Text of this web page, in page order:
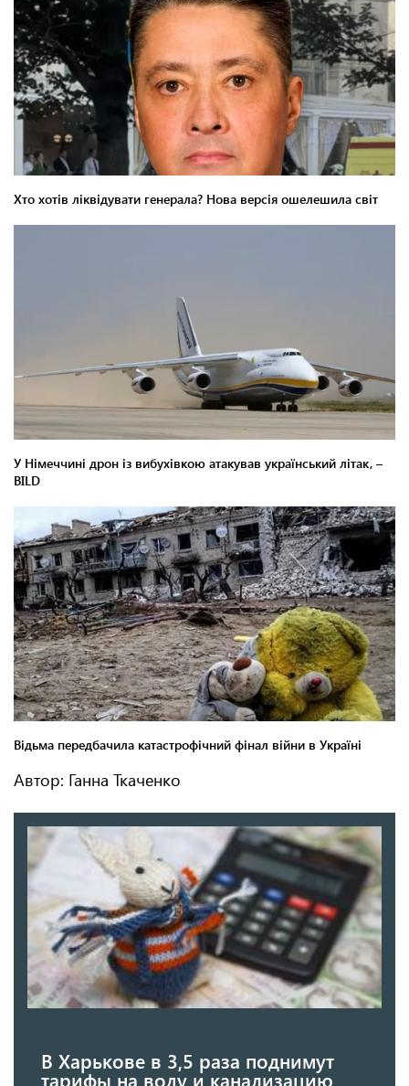
Автор: Ганна Ткаченко
В Харькове в 3,5 раза поднимут
тарифы на воду и канализацию